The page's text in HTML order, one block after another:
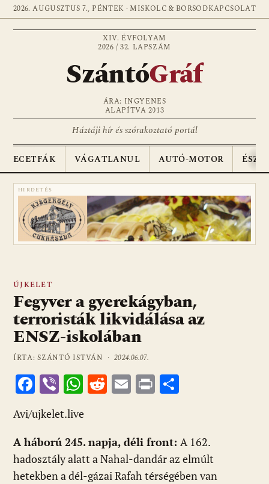
2026. AUGUSZTUS 7., PÉNTEK · MISKOLC & BORSODKAPCSOLAT
XIV. ÉVFOLYAM
2026 / 32. LAPSZÁM
SzántóGráf
ÁRA: INGYENES
ALAPÍTVA 2013
Háztáji hír és szórakoztató portál
ECETFÁK VÁGATLANUL AUTÓ-MOTOR
HIRDETÉS
ÚJKELET
Fegyver a gyerekágyban,
terroristák likvidálása az
ENSZ-iskolában
ÍRTA: SZÁNTÓ ISTVÁN ·2024.06.07.
F
ac
e
b
o
Vi
b
er
W
at
s
A
R
di
t
E
l
Pr
m
e
Avi/ujkelet.live
A háború 245. napja, déli front: A 162.
hadosztály alatt a Nahal-dandár az elmúlt
hetekben a dél-gázai Rafah térségében van